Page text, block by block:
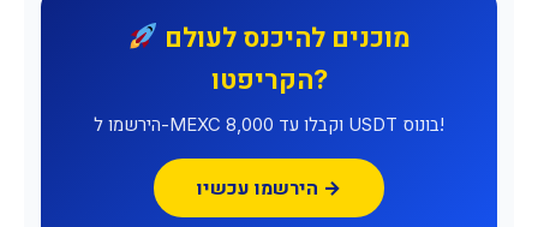
הקריפטו?
הירשמו ל-MEXC וקבלו עד 8,000 USDT בונוס!
הירשמו עכשיו →